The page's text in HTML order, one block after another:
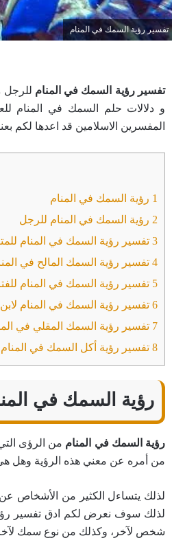
تفسير رؤية السمك في المنام
تفسير رؤية السمك في المنام للرجل
و دلالات حلم السمك في المنام
المفسرين الاسلامين قد اعدها لكم
1 رؤية السمك في المنام
2 رؤية السمك في المنام للرجل
3تفسير رؤية السمك في المنام
4تفسير رؤية السمك المالح في
5 تفسير رؤية السمك في المنام
6تفسير رؤية السمك في المنام
7 تفسير رؤية السمك المقلي في
8تفسير رؤية أكل السمك في المنام
رؤية السمك في
رؤية السمك في المنام من الرؤى
من أمره عن معني هذه الرؤية وهل
لذلك يتساءل الكثير من الأشخاص عن
لذلك سوف نعرض لكم ادق تفسير
شخص لآخر، وكذلك من نوع سمك